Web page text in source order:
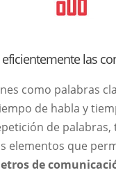
eficientemente las
como palabras
de habla y
de
elementos que
de